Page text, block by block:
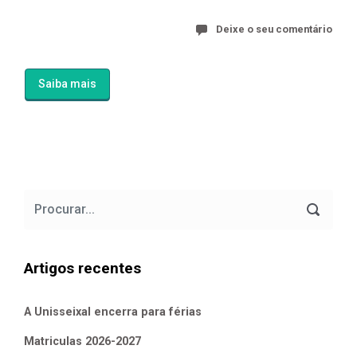
Deixe o seu comentário
Saiba mais
Artigos recentes
A Unisseixal encerra para férias
Matriculas 2026-2027